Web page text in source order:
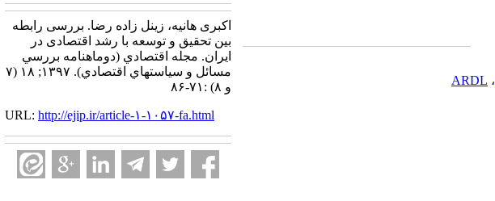
، ARDL
اکبری هانیه، زینل زاده رضا. بررسی رابطه
بین تحقیق و توسعه با رشد اقتصادی در
ایران. مجله اقتصادي (دوماهنامه بررسي
مسائل و سياستهاي اقتصادي). ۱۳۹۷; ۱۸ (۷
و ۸) :۷۱-۸۶
URL: http://ejip.ir/article-۱-۱۰۵۷-fa.html